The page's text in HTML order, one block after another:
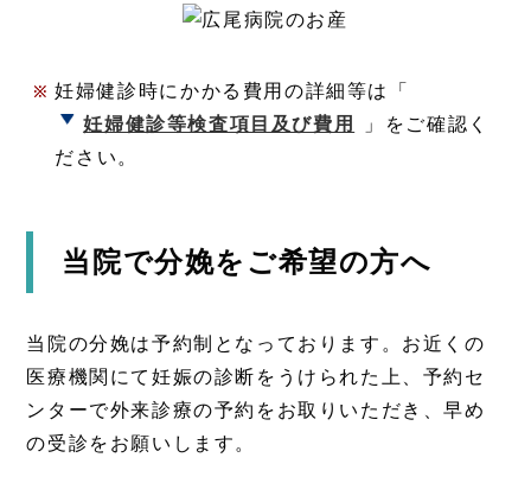
妊婦健診時にかかる費用の詳細等は「
妊婦健診等検査項目及び費用
」をご確認く
ださい。
当院で分娩をご希望の方へ
当院の分娩は予約制となっております。お近くの
医療機関にて妊娠の診断をうけられた上、予約セ
ンターで外来診療の予約をお取りいただき、早め
の受診をお願いします。